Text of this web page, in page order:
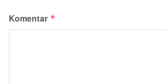
Komentar *